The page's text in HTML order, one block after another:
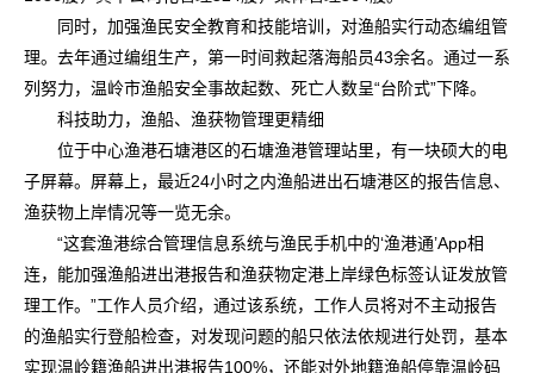
同时，加强渔民安全教育和技能培训，对渔船实行动态编组管
理。去年通过编组生产，第一时间救起落海船员43余名。通过一系
列努力，温岭市渔船安全事故起数、死亡人数呈“台阶式”下降。
科技助力，渔船、渔获物管理更精细
位于中心渔港石塘港区的石塘渔港管理站里，有一块硕大的电
子屏幕。屏幕上，最近24小时之内渔船进出石塘港区的报告信息、
渔获物上岸情况等一览无余。
“这套渔港综合管理信息系统与渔民手机中的‘渔港通’App相
连，能加强渔船进出港报告和渔获物定港上岸绿色标签认证发放管
理工作。”工作人员介绍，通过该系统，工作人员将对不主动报告
的渔船实行登船检查，对发现问题的船只依法依规进行处罚，基本
实现温岭籍渔船进出港报告100%，还能对外地籍渔船停靠温岭码